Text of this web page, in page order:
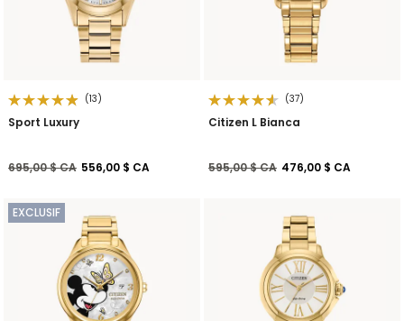
(13)
Sport Luxury
Prix réduit de
695,00 $ CAà556,00 $ CA
(37)
Citizen L Bianca
Prix réduit de
595,00 $ CAà476,00 $ CA
EXCLUSIF